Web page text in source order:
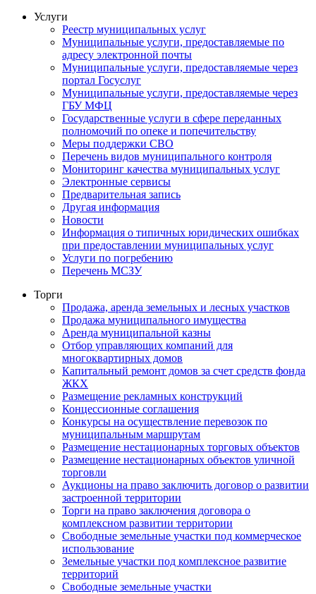
Услуги
Реестр муниципальных услуг
Муниципальные услуги, предоставляемые по
адресу электронной почты
Муниципальные услуги, предоставляемые через
портал Госуслуг
Муниципальные услуги, предоставляемые через
ГБУ МФЦ
Государственные услуги в сфере переданных
полномочий по опеке и попечительству
Меры поддержки СВО
Перечень видов муниципального контроля
Мониторинг качества муниципальных услуг
Электронные сервисы
Предварительная запись
Другая информация
Новости
Информация о типичных юридических ошибках
при предоставлении муниципальных услуг
Услуги по погребению
Перечень МСЗУ
Торги
Продажа, аренда земельных и лесных участков
Продажа муниципального имущества
Аренда муниципальной казны
Отбор управляющих компаний для
многоквартирных домов
Капитальный ремонт домов за счет средств фонда
ЖКХ
Размещение рекламных конструкций
Концессионные соглашения
Конкурсы на осуществление перевозок по
муниципальным маршрутам
Размещение нестационарных торговых объектов
Размещение нестационарных объектов уличной
торговли
Аукционы на право заключить договор о развитии
застроенной территории
Торги на право заключения договора о
комплексном развитии территории
Свободные земельные участки под коммерческое
использование
Земельные участки под комплексное развитие
территорий
Свободные земельные участки